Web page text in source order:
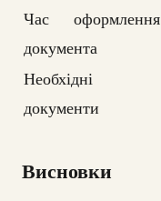
Час оформлення
документа
Необхідні
документи
Висновки